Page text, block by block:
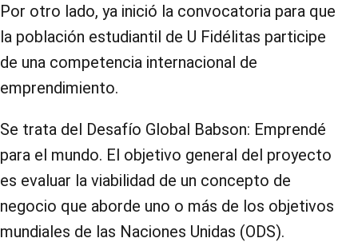
Por otro lado, ya inició la convocatoria para que
la población estudiantil de U Fidélitas participe
de una competencia internacional de
emprendimiento.
Se trata del Desafío Global Babson: Emprendé
para el mundo. El objetivo general del proyecto
es evaluar la viabilidad de un concepto de
negocio que aborde uno o más de los objetivos
mundiales de las Naciones Unidas (ODS).